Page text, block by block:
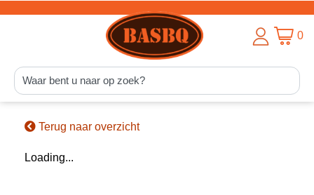
0
Terug naar overzicht
Loading...